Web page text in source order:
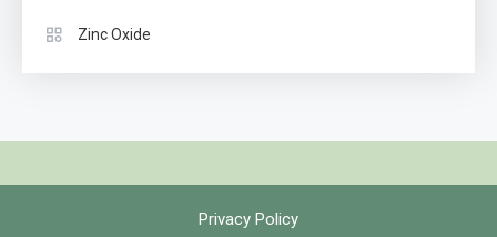
Zinc Oxide
Privacy Policy